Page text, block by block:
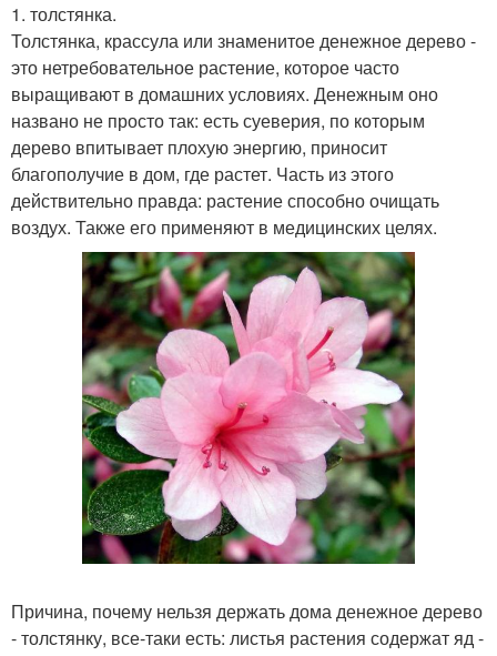
1. толстянка.
Толстянка, крассула или знаменитое денежное дерево -
это нетребовательное растение, которое часто
выращивают в домашних условиях. Денежным оно
названо не просто так: есть суеверия, по которым
дерево впитывает плохую энергию, приносит
благополучие в дом, где растет. Часть из этого
действительно правда: растение способно очищать
воздух. Также его применяют в медицинских целях.
Причина, почему нельзя держать дома денежное дерево
- толстянку, все-таки есть: листья растения содержат яд -